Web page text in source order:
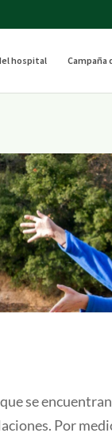
hospital Campaña
se
Por